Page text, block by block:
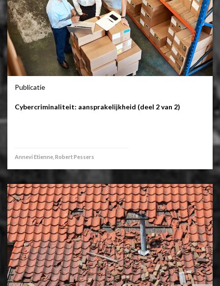
Publicatie
Cybercriminaliteit: aansprakelijkheid (deel 2 van 2)
Annevi Etienne, Robert Pessers